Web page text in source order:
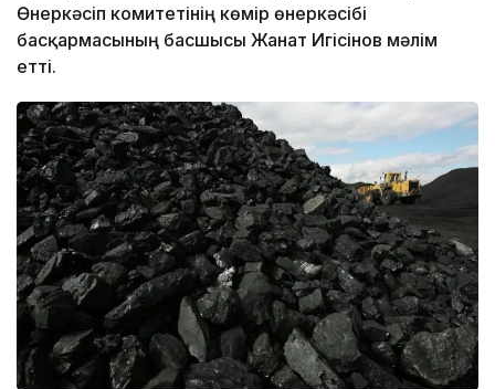
Өнеркәсіп комитетінің көмір өнеркәсібі
басқармасының басшысы Жанат Игісінов мәлім
етті.